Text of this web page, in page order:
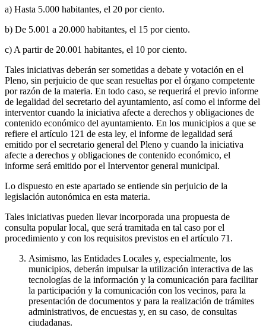
a) Hasta 5.000 habitantes, el 20 por ciento.
b) De 5.001 a 20.000 habitantes, el 15 por ciento.
c) A partir de 20.001 habitantes, el 10 por ciento.
Tales iniciativas deberán ser sometidas a debate y votación en el
Pleno, sin perjuicio de que sean resueltas por el órgano competente
por razón de la materia. En todo caso, se requerirá el previo informe
de legalidad del secretario del ayuntamiento, así como el informe del
interventor cuando la iniciativa afecte a derechos y obligaciones de
contenido económico del ayuntamiento. En los municipios a que se
refiere el artículo 121 de esta ley, el informe de legalidad será
emitido por el secretario general del Pleno y cuando la iniciativa
afecte a derechos y obligaciones de contenido económico, el
informe será emitido por el Interventor general municipal.
Lo dispuesto en este apartado se entiende sin perjuicio de la
legislación autonómica en esta materia.
Tales iniciativas pueden llevar incorporada una propuesta de
consulta popular local, que será tramitada en tal caso por el
procedimiento y con los requisitos previstos en el artículo 71.
Asimismo, las Entidades Locales y, especialmente, los
municipios, deberán impulsar la utilización interactiva de las
tecnologías de la información y la comunicación para facilitar
la participación y la comunicación con los vecinos, para la
presentación de documentos y para la realización de trámites
administrativos, de encuestas y, en su caso, de consultas
ciudadanas.